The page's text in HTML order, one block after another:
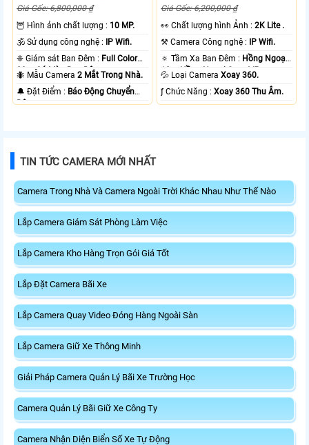
Giá Gốc: 6,800,000 ₫
🦉 Hình ảnh chất lượng : 10 MP.
🕉️ Sử dụng công nghệ : IP Wifi.
❈ Giám sát Ban Đêm : Full Color
20m Có Màu Ban Ðêm.
🐜 Mẫu Camera2 Mắt Trong Nhà.
️🔔 Đặt Điểm : Báo Động Chuyển
Động.
Giá Gốc: 6,200,000 ₫
️👀 Chất lượng hình Ảnh :2K Lite .
⚒ Camera Công nghệ : IP Wifi.
🔅 Tầm Xa Ban Đêm : Hồng Ngoại
10m Hồng Ngoại Smart IR.
💦 Loại CameraXoay 360.
️ƒ Chức Năng :Xoay 360 Thu Âm.
TIN TỨC CAMERA MỚI NHẤT
Camera Trong Nhà Và Camera Ngoài Trời Khác Nhau Như Thế Nào
Lắp Camera Giám Sát Phòng Làm Việc
Lắp Camera Kho Hàng Trọn Gói Giá Tốt
Lắp Đặt Camera Bãi Xe
Lắp Camera Quay Video Đóng Hàng Ngoài Sàn
Lắp Camera Giữ Xe Thông Minh
Giải Pháp Camera Quản Lý Bãi Xe Trường Học
Camera Quản Lý Bãi Giữ Xe Công Ty
Camera Nhận Diện Biển Số Xe Tự Động